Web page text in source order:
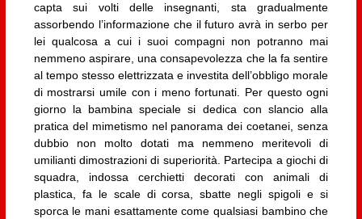
capta sui volti delle insegnanti, sta gradualmente
assorbendo l’informazione che il futuro avrà in serbo per
lei qualcosa a cui i suoi compagni non potranno mai
nemmeno aspirare, una consapevolezza che la fa sentire
al tempo stesso elettrizzata e investita dell’obbligo morale
di mostrarsi umile con i meno fortunati. Per questo ogni
giorno la bambina speciale si dedica con slancio alla
pratica del mimetismo nel panorama dei coetanei, senza
dubbio non molto dotati ma nemmeno meritevoli di
umilianti dimostrazioni di superiorità. Partecipa a giochi di
squadra, indossa cerchietti decorati con animali di
plastica, fa le scale di corsa, sbatte negli spigoli e si
sporca le mani esattamente come qualsiasi bambino che